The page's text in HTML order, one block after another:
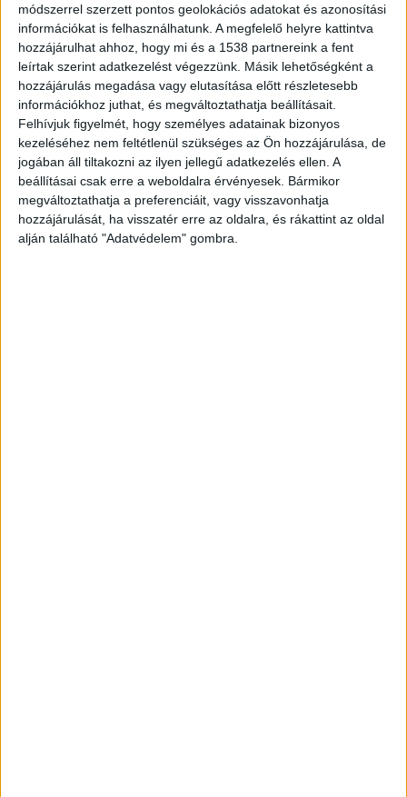
módszerrel szerzett pontos geolokációs adatokat és azonosítási
információkat is felhasználhatunk. A megfelelő helyre kattintva
hozzájárulhat ahhoz, hogy mi és a 1538 partnereink a fent
leírtak szerint adatkezelést végezzünk. Másik lehetőségként a
hozzájárulás megadása vagy elutasítása előtt részletesebb
információkhoz juthat, és megváltoztathatja beállításait.
Felhívjuk figyelmét, hogy személyes adatainak bizonyos
kezeléséhez nem feltétlenül szükséges az Ön hozzájárulása, de
jogában áll tiltakozni az ilyen jellegű adatkezelés ellen. A
beállításai csak erre a weboldalra érvényesek. Bármikor
megváltoztathatja a preferenciáit, vagy visszavonhatja
hozzájárulását, ha visszatér erre az oldalra, és rákattint az oldal
alján található "Adatvédelem" gombra.
Elütöttek egy gyalogost, áll a
forgalom a budai oldalon
Írta: |2019.11.12. | kedd: 18:46
A baleset Budakeszin történt kedd este 18 óra után
nem sokkal a Dózsa György tér zebrájánál. Nem...